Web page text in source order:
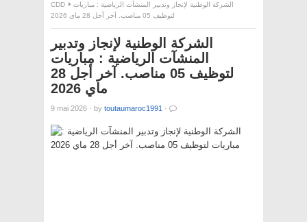
CDD
الشركة الوطنية لإنجاز وتدبير المنشآت الرياضية : مباريات
لتوظيف 05 مناصب. آخر أجل 28 ماي 2026
الشركة الوطنية لإنجاز وتدبير
المنشآت الرياضية : مباريات
لتوظيف 05 مناصب. آخر أجل 28
ماي 2026
9 mai 2026 · by toutaumaroc1991 ·